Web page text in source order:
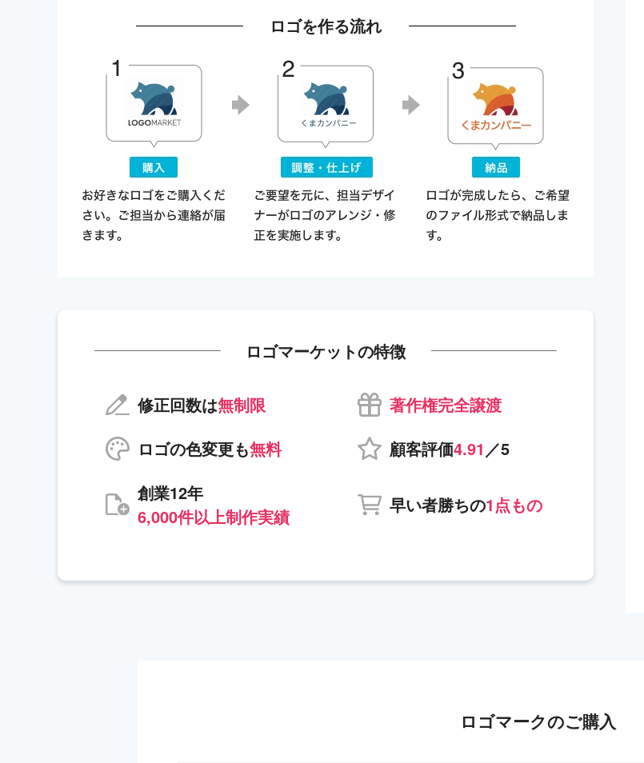
ロゴを作る流れ
ロゴマーケットの特徴
修正回数は無制限
著作権完全譲渡
ロゴの色変更も無料 顧客評価4.91 ／5
創業12年
6,000件以上制作実績
早い者勝ちの1点もの
ロゴマークのご購入